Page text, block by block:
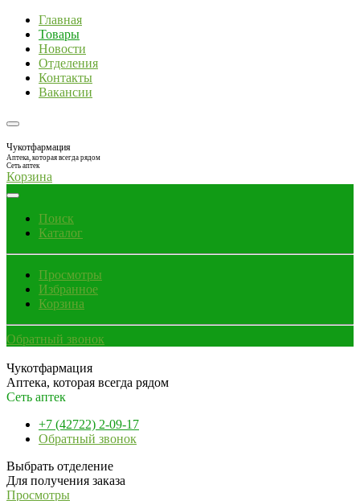
Главная
Товары
Новости
Отделения
Контакты
Вакансии
Чукотфармация
Аптека, которая всегда рядом
Сеть аптек
Корзина
Поиск
Каталог
Просмотры
Избранное
Корзина
Обратный звонок
Чукотфармация
Аптека, которая всегда рядом
Сеть аптек
+7 (42722) 2-09-17
Обратный звонок
Выбрать отделение
Для получения заказа
Просмотры